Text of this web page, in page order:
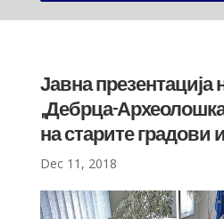
Јавна презентација
„Дебрца-
на старите градови
Dec 11, 2018